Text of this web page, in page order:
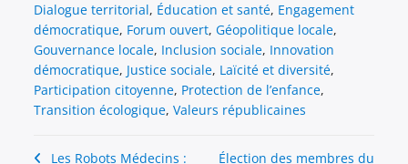
Dialogue territorial, Éducation et santé, Engagement
démocratique, Forum ouvert,Géopolitique locale,
Gouvernance locale, Inclusion sociale, Innovation
démocratique, Justice sociale, Laïcité et diversité,
Participation citoyenne, Protection de l’enfance,
Transition écologique,Valeurs républicaines
Les Robots Médecins :
Élection des membres du